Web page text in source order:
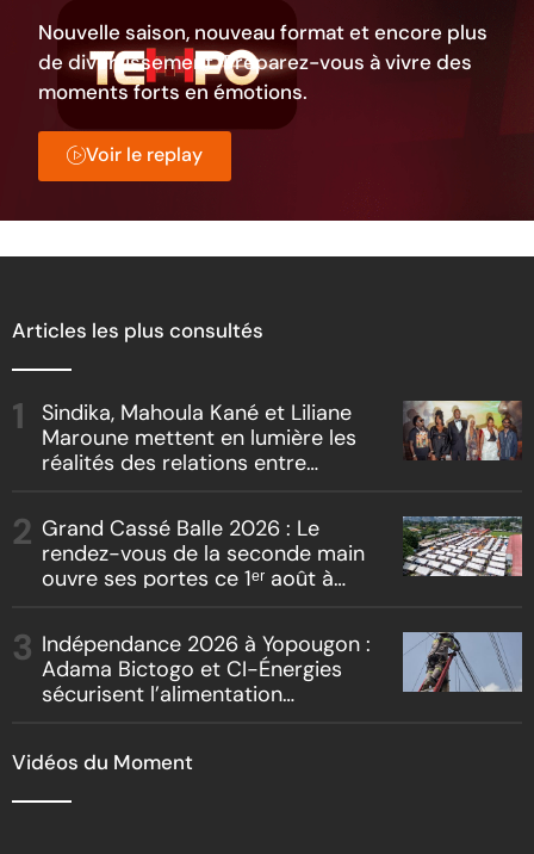
Nouvelle saison, nouveau format et encore plus
de divertissement. Préparez-vous à vivre des
moments forts en émotions.
Voir le replay
Articles les plus consultés
Sindika, Mahoula Kané et Liliane
Maroune mettent en lumière les
réalités des relations entre
« Boss vs Boss »
Grand Cassé Balle 2026 : Le
rendez-vous de la seconde main
ouvre ses portes ce 1ᵉʳ août à
Indépendance 2026 à Yopougon :
Adama Bictogo et CI-Énergies
sécurisent l’alimentation
Vidéos du Moment